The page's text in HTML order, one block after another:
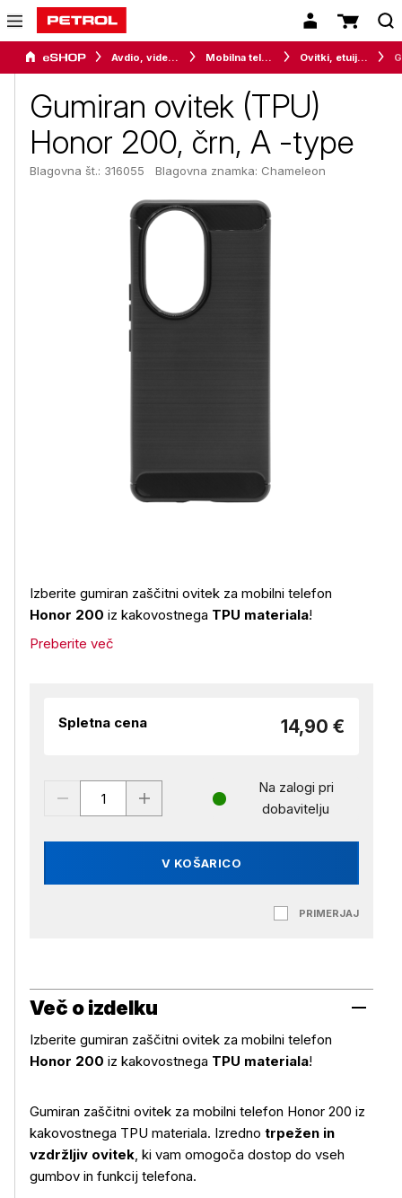
Avdio, video in telefonija Mobilna telefonija Ovitki, etuiji, torbice in držala
Gumiran ovitek (TPU)
Honor 200, črn, A -type
Blagovna št.: 316055 Blagovna znamka: Chameleon
Izberite gumiran zaščitni ovitek za mobilni telefon
Honor 200 iz kakovostnega TPU materiala!
Preberite več
Spletna cena 14,90 €
V KOŠARICO
Na zalogi pri
dobavitelju
PRIMERJAJ
Več o izdelku
Več o izdelku
Izberite gumiran zaščitni ovitek za mobilni telefon
Honor 200 iz kakovostnega TPU materiala!
Gumiran zaščitni ovitek za mobilni telefon Honor 200 iz
kakovostnega TPU materiala. Izredno trpežen in
vzdržljiv ovitek, ki vam omogoča dostop do vseh
gumbov in funkcij telefona.